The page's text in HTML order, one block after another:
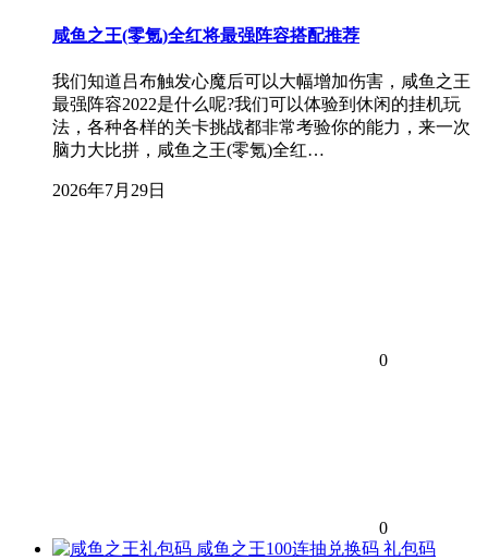
咸鱼之王(零氪)全红将最强阵容搭配推荐
我们知道吕布触发心魔后可以大幅增加伤害，咸鱼之王
最强阵容2022是什么呢?我们可以体验到休闲的挂机玩
法，各种各样的关卡挑战都非常考验你的能力，来一次
脑力大比拼，咸鱼之王(零氪)全红…
2026年7月29日
0
0
礼包码